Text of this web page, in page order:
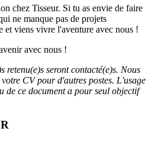
chez Tisseur. Si tu as envie de faire
ne manque pas de projets
et viens vivre l'aventure avec nous !
avec nous !
retenu(e)s seront contacté(e)s. Nous
CV pour d'autres postes. L'usage
de ce document a pour seul objectif